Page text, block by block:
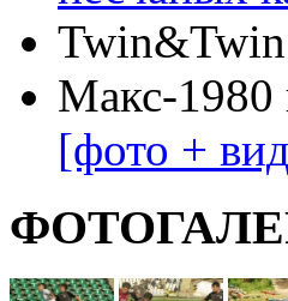
Twin&Twin
Макс-1980
[фото +